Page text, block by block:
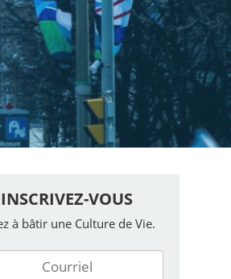
INSCRIVEZ-VOUS
à bâtir une Culture de Vie.